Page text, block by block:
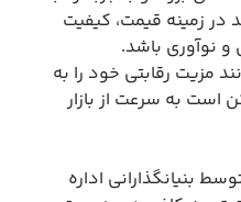
در زمینه قیمت، کیفیت
نوآوری باشد.
مزیت رقابتی خود را به
است به سرعت از بازار
بنیانگذارانی اداره